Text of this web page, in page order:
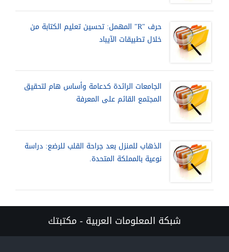
حرف "R" المهمل: تحسين تعليم الكتابة من
خلال تطبيقات الآيباد
الجامعات الرائدة كدعامة وأساس هام لتحقيق
المجتمع القائم على المعرفة
الذهاب للمنزل بعد جراحة القلب للرضع: دراسة
نوعية بالمملكة المتحدة.
شبكة المعلومات العربية - مكتبتك